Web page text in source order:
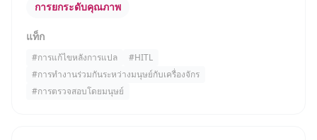
การยกระดับคุณภาพ
แท็ก
#การแก้ไขหลังการแปล #HITL
#การทำงานร่วมกันระหว่างมนุษย์กับเครื่องจักร
#การตรวจสอบโดยมนุษย์